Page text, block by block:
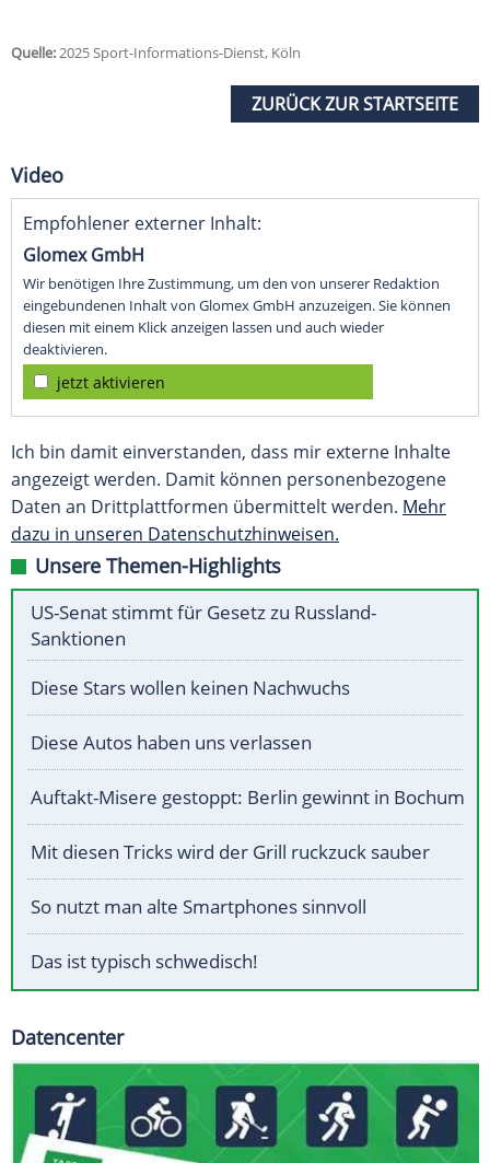
Quelle:2025 Sport-Informations-Dienst, Köln
ZURÜCK ZUR STARTSEITE
Video
Empfohlener externer Inhalt:
Glomex GmbH
Wir benötigen Ihre Zustimmung, um den von unserer Redaktion
eingebundenen Inhalt von Glomex GmbH anzuzeigen. Sie können
diesen mit einem Klick anzeigen lassen und auch wieder
deaktivieren.
jetzt aktivieren
Ich bin damit einverstanden, dass mir externe Inhalte
angezeigt werden. Damit können personenbezogene
Daten an Drittplattformen übermittelt werden. Mehr
dazu in unseren Datenschutzhinweisen.
Unsere Themen-Highlights
US-Senat stimmt für Gesetz zu Russland-
Sanktionen
Diese Stars wollen keinen Nachwuchs
Diese Autos haben uns verlassen
Auftakt-Misere gestoppt: Berlin gewinnt in Bochum
Mit diesen Tricks wird der Grill ruckzuck sauber
So nutzt man alte Smartphones sinnvoll
Das ist typisch schwedisch!
Datencenter